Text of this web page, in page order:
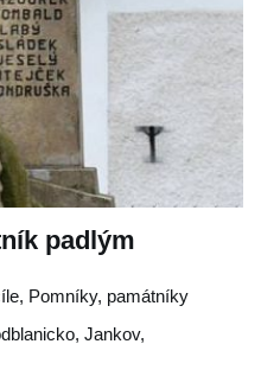
padlým
Pomníky, památníky
, Jankov,